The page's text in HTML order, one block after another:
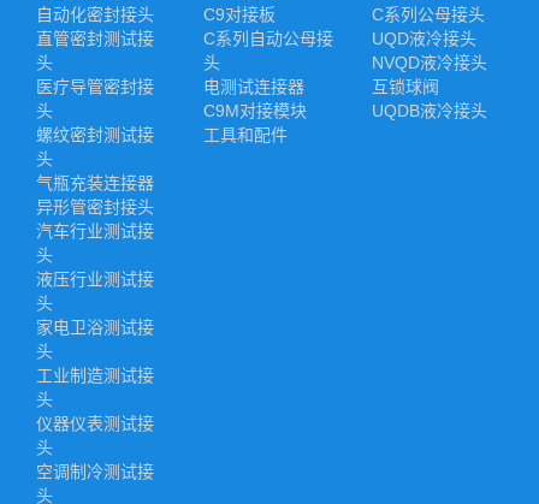
自动化密封接头
直管密封测试接
头
医疗导管密封接
头
螺纹密封测试接
头
气瓶充装连接器
异形管密封接头
汽车行业测试接
头
液压行业测试接
头
家电卫浴测试接
头
工业制造测试接
头
仪器仪表测试接
头
空调制冷测试接
头
C9对接板
C系列自动公母接
头
电测试连接器
C9M对接模块
工具和配件
C系列公母接头
UQD液冷接头
NVQD液冷接头
互锁球阀
UQDB液冷接头